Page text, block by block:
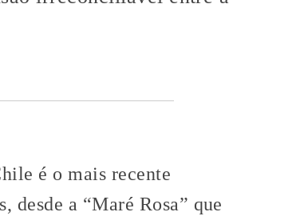
é o mais recente
desde a “Maré Rosa” que